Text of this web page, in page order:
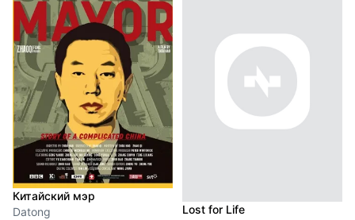
Китайский мэр
Datong
Lost for Life